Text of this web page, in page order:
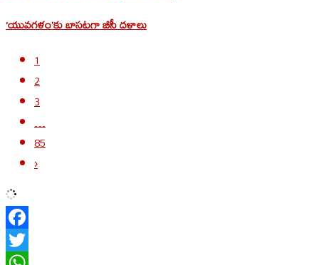
‘యువగళం’కు బాసటగా బీసీ దళాలు
1
2
3
…
85
›
Facebook